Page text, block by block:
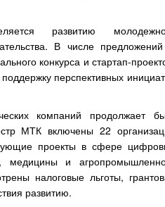
развитию
В числе
конкурса и стартап-
перспективных
компаний продолжает
МТК включены 22
проекты в сфере
медицины и
налоговые льготы,
развитию.